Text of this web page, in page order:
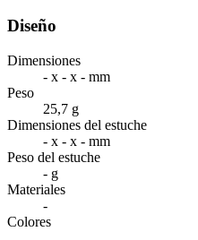
Diseño
Dimensiones
- x - x - mm
Peso
25,7 g
Dimensiones del estuche
- x - x - mm
Peso del estuche
- g
Materiales
-
Colores